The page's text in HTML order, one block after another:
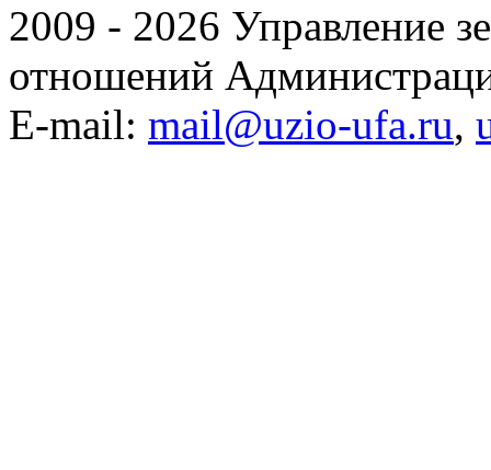
2009 - 2026 Управление
отношений
E-mail: mail@uzio-ufa.ru,